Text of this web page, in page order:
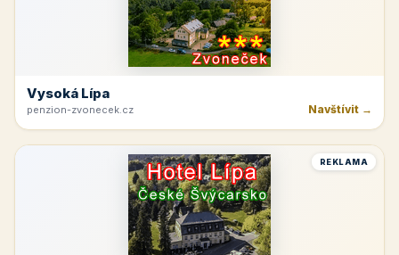
Vysoká Lípa
penzion-zvonecek.cz Navštívit →
REKLAMA